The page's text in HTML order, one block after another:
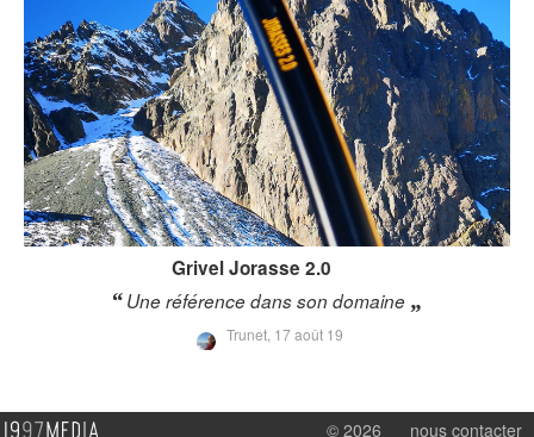
GrivelJorasse 2.0
Une référence dans son domaine
Trunet, 17 août 19
© 2026 nous contacter